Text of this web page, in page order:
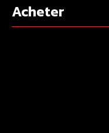
Acheter